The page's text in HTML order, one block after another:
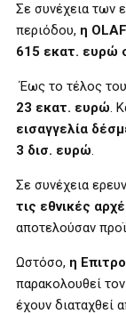
Σε συνέχεια των
περιόδου, η
615 εκατ. ευρώ
Έως το τέλος
23 εκατ. ευρώ.
εισαγγελία
3 δισ. ευρώ.
Σε συνέχεια
τις εθνικές
αποτελούσαν
Ωστόσο, η
παρακολουθεί
έχουν διαταχθεί